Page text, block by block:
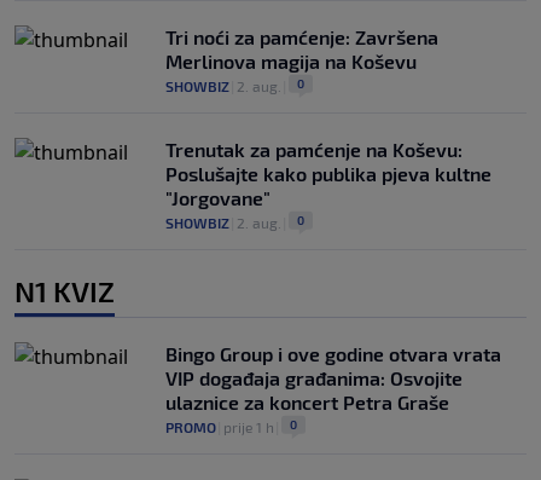
Tri noći za pamćenje: Završena
Merlinova magija na Koševu
SHOWBIZ 2. aug. 0
Trenutak za pamćenje na Koševu:
Poslušajte kako publika pjeva kultne
"Jorgovane"
SHOWBIZ 2. aug. 0
N1 KVIZ
Bingo Group i ove godine otvara vrata
VIP događaja građanima: Osvojite
ulaznice za koncert Petra Graše
PROMO prije 1 h 0